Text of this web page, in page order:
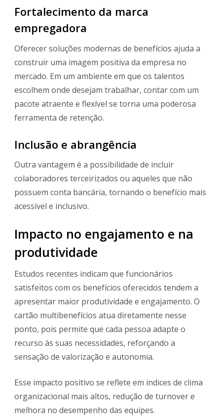
Fortalecimento da marca
empregadora
Oferecer soluções modernas de benefícios ajuda a
construir uma imagem positiva da empresa no
mercado. Em um ambiente em que os talentos
escolhem onde desejam trabalhar, contar com um
pacote atraente e flexível se torna uma poderosa
ferramenta de retenção.
Inclusão e abrangência
Outra vantagem é a possibilidade de incluir
colaboradores terceirizados ou aqueles que não
possuem conta bancária, tornando o benefício mais
acessível e inclusivo.
Impacto no engajamento e na
produtividade
Estudos recentes indicam que funcionários
satisfeitos com os benefícios oferecidos tendem a
apresentar maior produtividade e engajamento. O
cartão multibenefícios atua diretamente nesse
ponto, pois permite que cada pessoa adapte o
recurso às suas necessidades, reforçando a
sensação de valorização e autonomia.
Esse impacto positivo se reflete em índices de clima
organizacional mais altos, redução de turnover e
melhora no desempenho das equipes.